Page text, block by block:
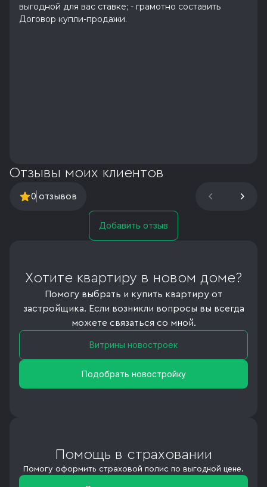
выгoдной для вac стaвке; - грамотно составить
Договор купли-продажи.
Отзывы моих клиентов
0 отзывов
Добавить отзыв
Хотите квартиру в новом доме?
Помогу выбрать и купить квартиру от
застройщика. Если возникли вопросы вы всегда
можете связаться со мной.
Витрины новостроек
Подобрать новостройку
Помощь в страховании
Помогу оформить страховой полис по выгодной цене.